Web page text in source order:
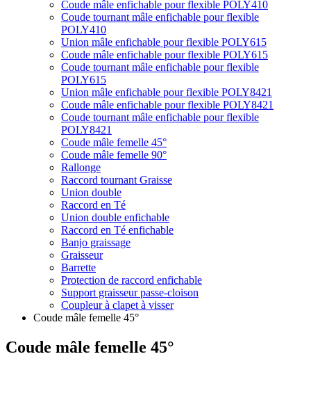
Coude mâle enfichable pour flexible POLY410
Coude tournant mâle enfichable pour flexible
POLY410
Union mâle enfichable pour flexible POLY615
Coude mâle enfichable pour flexible POLY615
Coude tournant mâle enfichable pour flexible
POLY615
Union mâle enfichable pour flexible POLY8421
Coude mâle enfichable pour flexible POLY8421
Coude tournant mâle enfichable pour flexible
POLY8421
Coude mâle femelle 45°
Coude mâle femelle 90°
Rallonge
Raccord tournant Graisse
Union double
Raccord en Té
Union double enfichable
Raccord en Té enfichable
Banjo graissage
Graisseur
Barrette
Protection de raccord enfichable
Support graisseur passe-cloison
Coupleur à clapet à visser
Coude mâle femelle 45°
Coude mâle femelle 45°